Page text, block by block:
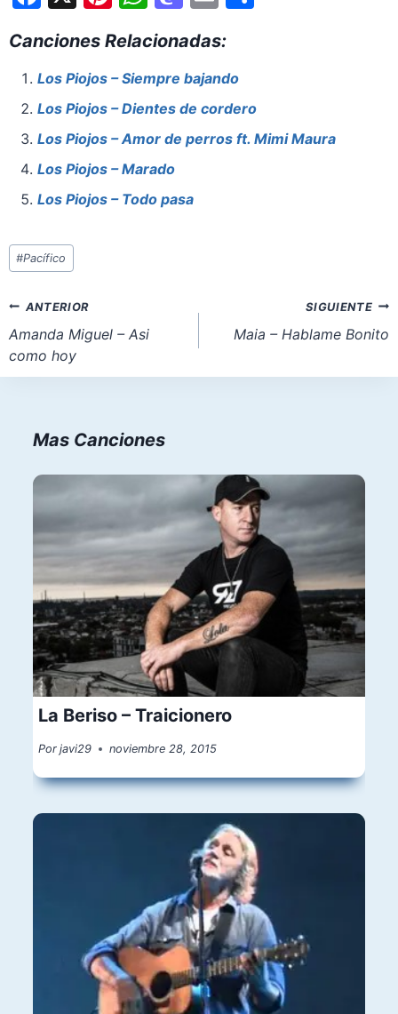
c
e
b
o
o
k
er
e
st
at
s
A
p
p
st
o
d
o
ai
l
Canciones Relacionadas:
Los Piojos – Siempre bajando
Los Piojos – Dientes de cordero
Los Piojos – Amor de perros ft. Mimi Maura
Los Piojos – Marado
Los Piojos – Todo pasa
Etiquetas
de
entrada:
#Pacífico
Navegación
de
entradas
ANTERIOR
Amanda Miguel – Asi
como hoy
SIGUIENTE
Maia – Hablame Bonito
Mas Canciones
La Beriso – Traicionero
Por javi29 noviembre 28, 2015